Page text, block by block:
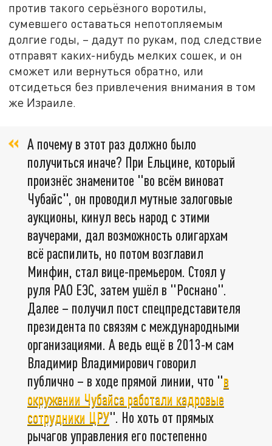
против такого серьёзного воротилы,
сумевшего оставаться непотопляемым
долгие годы, – дадут по рукам, под следствие
отправят каких-нибудь мелких сошек, и он
сможет или вернуться обратно, или
отсидеться без привлечения внимания в том
же Израиле.
А почему в этот раз должно было
получиться иначе? При Ельцине, который
произнёс знаменитое "во всём виноват
Чубайс", он проводил мутные залоговые
аукционы, кинул весь народ с этими
ваучерами, дал возможность олигархам
всё распилить, но потом возглавил
Минфин, стал вице-премьером. Стоял у
руля РАО ЕЭС, затем ушёл в "Роснано".
Далее – получил пост спецпредставителя
президента по связям с международными
организациями. А ведь ещё в 2013-м сам
Владимир Владимирович говорил
публично – в ходе прямой линии, что "в
окружении Чубайса работали кадровые
сотрудники ЦРУ". Но хоть от прямых
рычагов управления его постепенно